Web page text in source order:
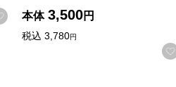
お気に入りに登録する
本体 3,500円
税込 3,780円